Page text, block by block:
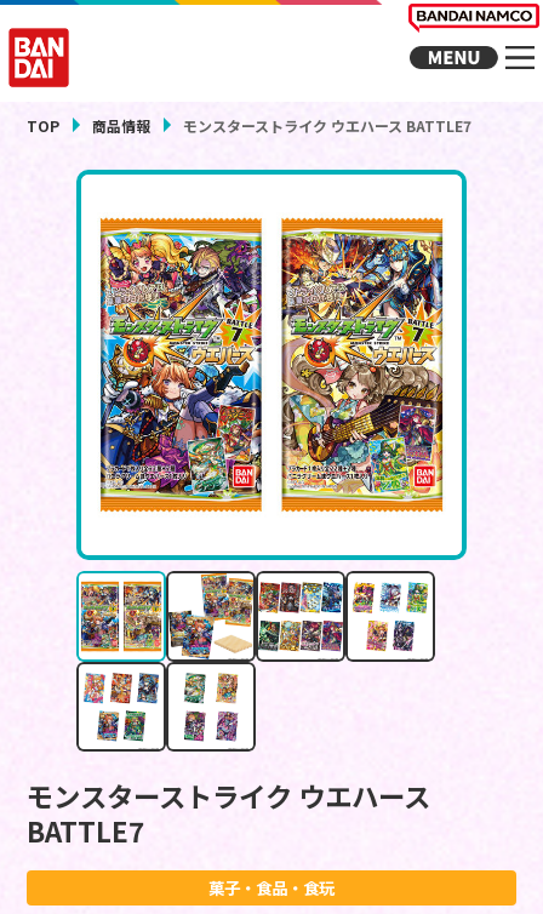
TOP 商品情報 モンスターストライク ウエハース BATTLE7
モンスターストライク ウエハース
BATTLE7
菓子・食品・食玩